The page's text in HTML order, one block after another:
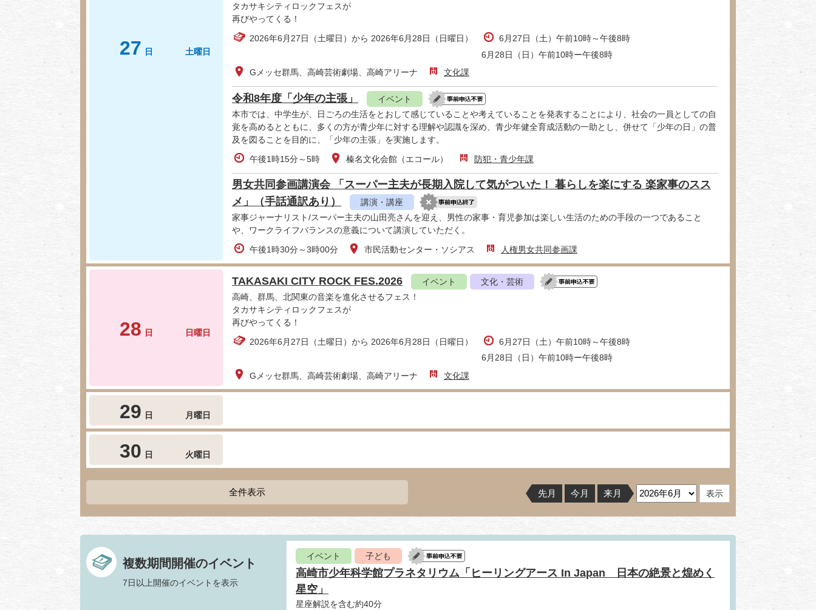
27 日 土曜日
タカサキシティロックフェスが
再びやってくる！
2026年6月27日（土曜日）から 2026年6月28日（日曜日）
6月27日（土）午前10時～午後8時
6月28日（日）午前10時ー午後8時
Gメッセ群馬、高崎芸術劇場、高崎アリーナ
文化課
令和8年度「少年の主張」
イベント
本市では、中学生が、日ごろの生活をとおして感じていることや考えていることを発表することにより、社会の一員としての自
覚を高めるとともに、多くの方が青少年に対する理解や認識を深め、青少年健全育成活動の一助とし、併せて「少年の日」の普
及を図ることを目的に、「少年の主張」を実施します。
午後1時15分～5時 榛名文化会館（エコール） 防犯・青少年課
男女共同参画講演会 「スーパー主夫が長期入院して気がついた！ 暮らしを楽にする 楽家事のスス
メ」（手話通訳あり）
講演・講座
家事ジャーナリスト/スーパー主夫の山田亮さんを迎え、男性の家事・育児参加は楽しい生活のための手段の一つであること
や、ワークライフバランスの意義について講演していただく。
午後1時30分～3時00分 市民活動センター・ソシアス 人権男女共同参画課
28 日 日曜日
TAKASAKI CITY ROCK FES.2026 イベント
文化・芸術
高崎、群馬、北関東の音楽を進化させるフェス！
タカサキシティロックフェスが
再びやってくる！
2026年6月27日（土曜日）から 2026年6月28日（日曜日）
6月27日（土）午前10時～午後8時
6月28日（日）午前10時ー午後8時
Gメッセ群馬、高崎芸術劇場、高崎アリーナ
文化課
29 日 月曜日
30 日 火曜日
全件表示 先月 今月 来月
複数期間開催のイベント
7日以上開催のイベントを表示
イベント 子ども
高崎市少年科学館プラネタリウム「ヒーリングアース In Japan 日本の絶景と煌めく
星空」
星座解説を含む約40分